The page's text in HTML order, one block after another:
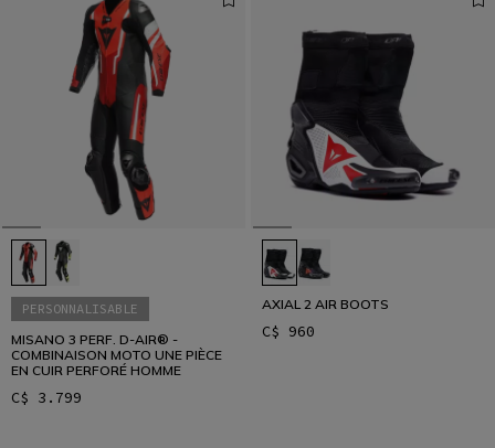
PERSONNALISABLE
MISANO 3 PERF. D-AIR® -
COMBINAISON MOTO UNE PIÈCE
EN CUIR PERFORÉ HOMME
C$ 3.799
AXIAL 2 AIR BOOTS
C$ 960